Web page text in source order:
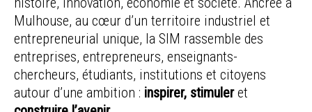
Mulhouse, au cœur d’un territoire industriel et
entrepreneurial unique, la SIM rassemble des
entreprises, entrepreneurs, enseignants-
chercheurs, étudiants, institutions et citoyens
autour d’une ambition : inspirer, stimuleret